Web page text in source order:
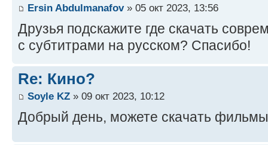
Ersin Abdulmanafov» 05 окт 2023, 13:56
Друзья подскажите где скачать
с субтитрами на русском? Спасибо!
Re: Кино?
Soyle KZ » 09 окт 2023, 10:12
Добрый день, можете скачать